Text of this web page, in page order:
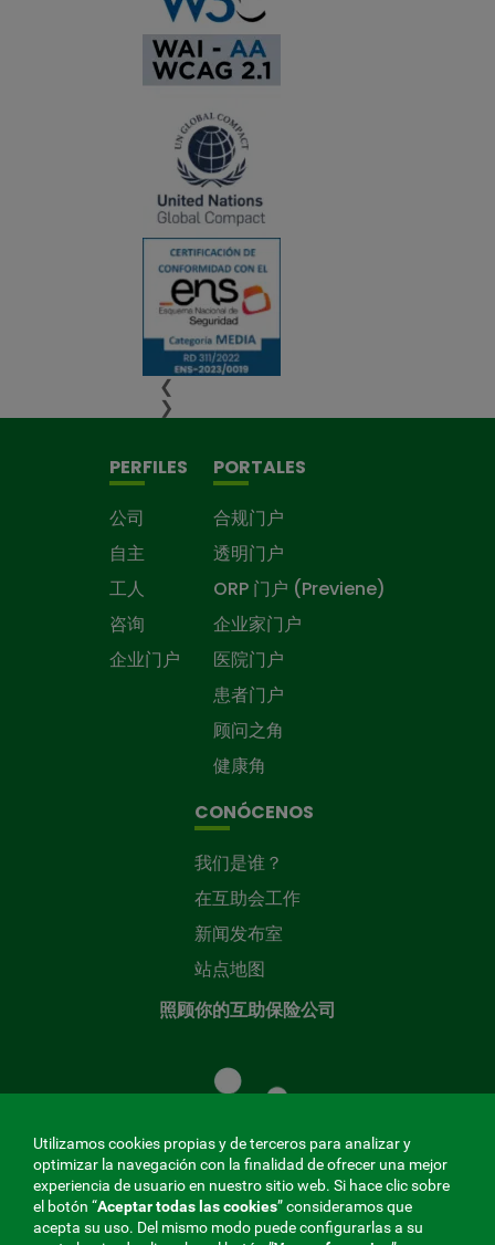
❮
❯
PERFILES
公司
自主
工人
咨询
企业门户
PORTALES
合规门户
透明门户
ORP 门户 (Previene)
企业家门户
医院门户
患者门户
顾问之角
健康角
CONÓCENOS
我们是谁？
在互助会工作
新闻发布室
站点地图
照顾你的互助保险公司
共
同
基
金
Utilizamos cookies propias y de terceros para analizar y
optimizar la navegación con la finalidad de ofrecer una mejor
experiencia de usuario en nuestro sitio web. Si hace clic sobre
el botón “Aceptar todas las cookies” consideramos que
acepta su uso. Del mismo modo puede configurarlas a su